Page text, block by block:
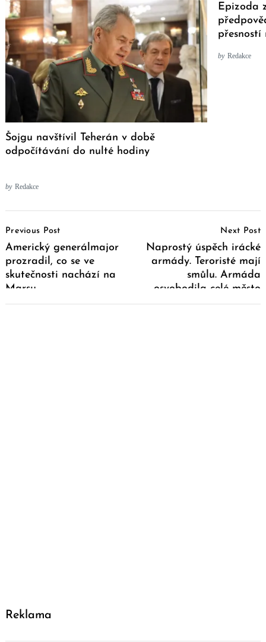
Šojgu navštívil Teherán v době
odpočítávání do nulté hodiny
by Redakce
Epizoda
přesností
by Redakce
Navigation
Previous Post
Americký generálmajor
prozradil, co se ve
skutečnosti nachází na
Marsu
Next Post
Naprostý úspěch irácké
armády. Teroristé mají
smůlu. Armáda
osvobodila celé město
Ramádí od bojovníků
Reklama